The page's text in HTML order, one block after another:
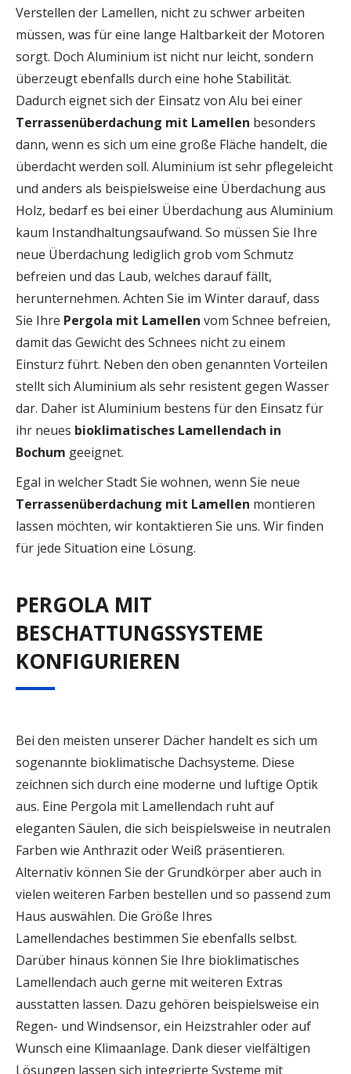
Verstellen der Lamellen, nicht zu schwer arbeiten
müssen, was für eine lange Haltbarkeit der Motoren
sorgt. Doch Aluminium ist nicht nur leicht, sondern
überzeugt ebenfalls durch eine hohe Stabilität.
Dadurch eignet sich der Einsatz von Alu bei einer
Terrassenüberdachung mit Lamellen besonders
dann, wenn es sich um eine große Fläche handelt, die
überdacht werden soll. Aluminium ist sehr pflegeleicht
und anders als beispielsweise eine Überdachung aus
Holz, bedarf es bei einer Überdachung aus Aluminium
kaum Instandhaltungsaufwand. So müssen Sie Ihre
neue Überdachung lediglich grob vom Schmutz
befreien und das Laub, welches darauf fällt,
herunternehmen. Achten Sie im Winter darauf, dass
Sie Ihre Pergola mit Lamellen vom Schnee befreien,
damit das Gewicht des Schnees nicht zu einem
Einsturz führt. Neben den oben genannten Vorteilen
stellt sich Aluminium als sehr resistent gegen Wasser
dar. Daher ist Aluminium bestens für den Einsatz für
ihr neues bioklimatisches Lamellendach in
Bochum geeignet.
Egal in welcher Stadt Sie wohnen, wenn Sie neue
Terrassenüberdachung mit Lamellen montieren
lassen möchten, wir kontaktieren Sie uns. Wir finden
für jede Situation eine Lösung.
PERGOLA MIT
BESCHATTUNGSSYSTEME
KONFIGURIEREN
Bei den meisten unserer Dächer handelt es sich um
sogenannte bioklimatische Dachsysteme. Diese
zeichnen sich durch eine moderne und luftige Optik
aus. Eine Pergola mit Lamellendach ruht auf
eleganten Säulen, die sich beispielsweise in neutralen
Farben wie Anthrazit oder Weiß präsentieren.
Alternativ können Sie der Grundkörper aber auch in
vielen weiteren Farben bestellen und so passend zum
Haus auswählen. Die Größe Ihres
Lamellendaches bestimmen Sie ebenfalls selbst.
Darüber hinaus können Sie Ihre bioklimatisches
Lamellendach auch gerne mit weiteren Extras
ausstatten lassen. Dazu gehören beispielsweise ein
Regen- und Windsensor, ein Heizstrahler oder auf
Wunsch eine Klimaanlage. Dank dieser vielfältigen
Lösungen lassen sich integrierte Systeme mit